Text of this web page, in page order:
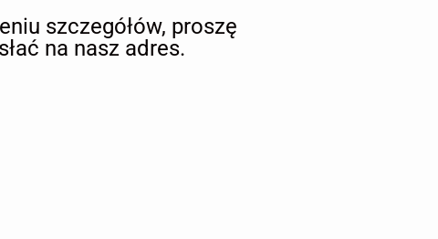
szczegółów, proszę
na nasz adres.